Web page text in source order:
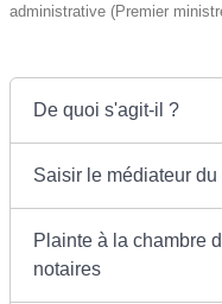
administrative (Premier
De quoi s'agit-il ?
Saisir le médiateur du
Plainte à la chambre
notaires